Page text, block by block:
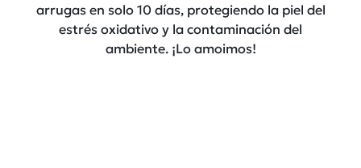
arrugas en solo 10 días, protegiendo la piel del
estrés oxidativo y la contaminación del
ambiente. ¡Lo amoimos!